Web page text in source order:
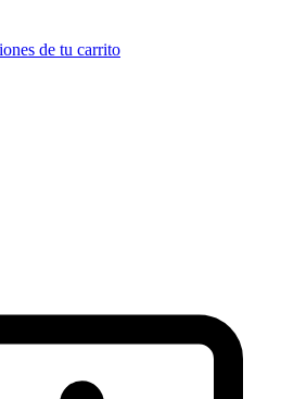
de tu carrito